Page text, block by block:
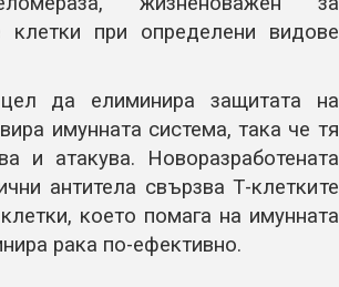
клетки при определени видове
да елиминира защитата на
имунната система, така че тя
и атакува. Новоразработената
антитела свързва Т-клетките
което помага на имунната
рака по-ефективно.